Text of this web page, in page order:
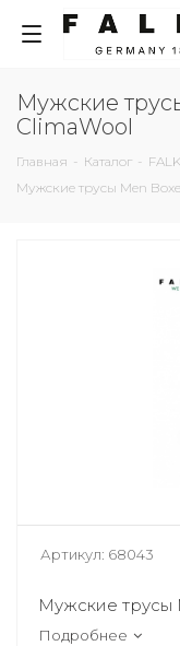
Мужские
ClimaWool
Главная - Каталог -
Мужские трусы Men
Артикул: 68043
Мужские трусы
Подробнее